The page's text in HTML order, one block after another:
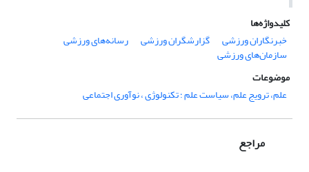
کلیدواژه‌ها
خبرنگاران ورزشی
گزارشگران ورزشی رسانه‌های ورزشی
سازمان‌های ورزشی
موضوعات
علم، ترویج علم، سیاست علم ؛ تکنولوژی ، نوآوری اجتماعی
مراجع